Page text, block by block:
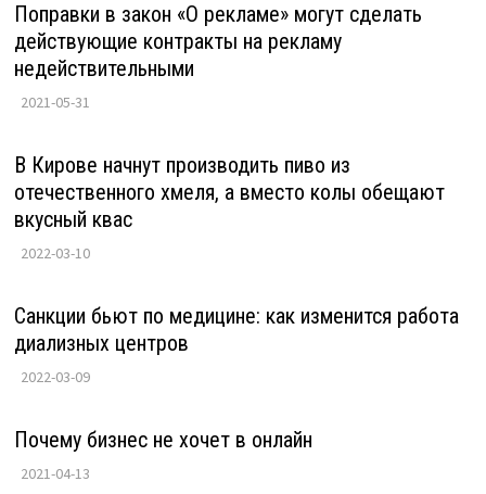
Поправки в закон «О рекламе» могут сделать
действующие контракты на рекламу
недействительными
2021-05-31
В Кирове начнут производить пиво из
отечественного хмеля, а вместо колы обещают
вкусный квас
2022-03-10
Санкции бьют по медицине: как изменится работа
диализных центров
2022-03-09
Почему бизнес не хочет в онлайн
2021-04-13